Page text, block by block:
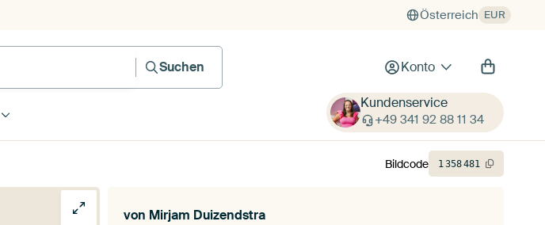
Österreich EUR
Suchen
Konto
Kundenservice
+49 341 92 88 11 34
von Mirjam Duizendstra
Bildcode 1358481